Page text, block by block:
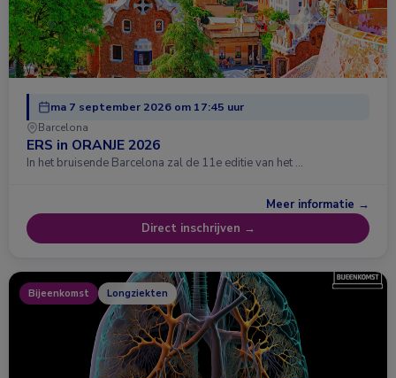
ma 7 september 2026 om 17:45 uur
Barcelona
ERS in ORANJE 2026
In het bruisende Barcelona zal de 11e editie van het …
Meer informatie →
Direct inschrijven →
Bijeenkomst Longziekten